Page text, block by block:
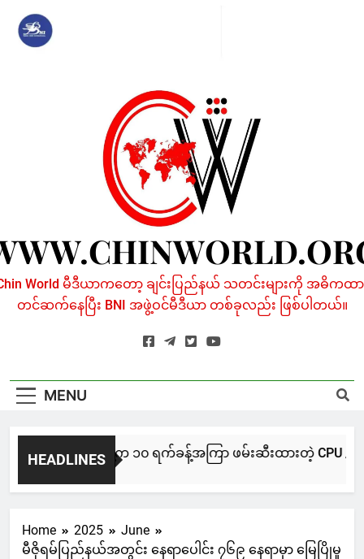
content
World မီဒီယာကတော့ ချင်းပြည်နယ် သတင်းများကို အဓိကထာ
တင်ဆက်နေပြီး BNI အဖွဲ့ဝင်မီဒီယာ တစ်ခုလည်း ဖြစ်ပါတယ်။
MENU
HEADLINES
NUG မကွေးအဖွဲ့က ၁၀ ရက်ခန့်အကြာ ဖမ်းဆီးထားတဲ့ CPU /
15 Hours Ago
Home 2025
June
မီဇိုရမ်ပြည်နယ်အတွင်း နေရာပေါင်း ၇၆၉ နေရာမှာ မြေပြိုမှု